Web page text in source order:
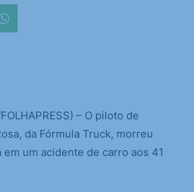
– O piloto de
da Fórmula Truck, morreu
um acidente de carro aos 41